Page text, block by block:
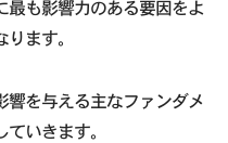
最も影響力のある要因をよ
ます。
響を与える主なファンダメ
いきます。